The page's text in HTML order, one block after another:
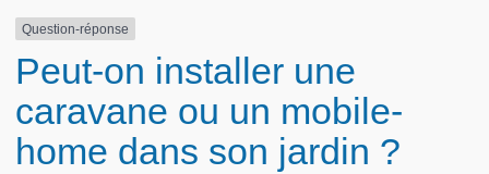
Question-réponse
Peut-on installer une
caravane ou un mobile-
home dans son jardin ?